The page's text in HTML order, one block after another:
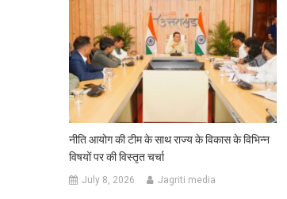
नीति आयोग की टीम के साथ राज्य के विकास के विभिन्न
विषयों पर की विस्तृत चर्चा
July 8, 2026 Jagriti media